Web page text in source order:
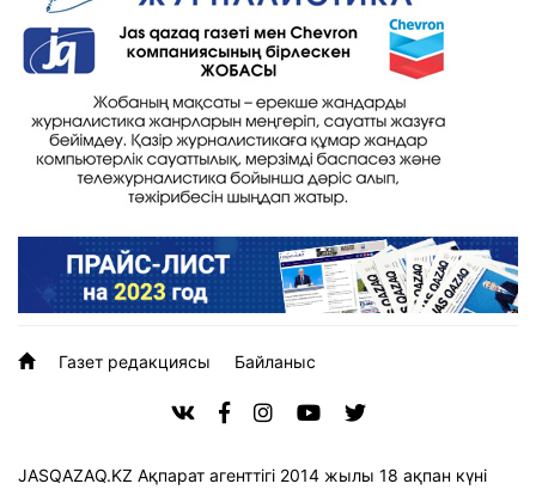
Газет редакциясы Байланыс
JASQAZAQ.KZ Ақпарат агенттігі 2014 жылы 18 ақпан күні